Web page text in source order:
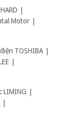
Motor
TOSHIBA
LIMING